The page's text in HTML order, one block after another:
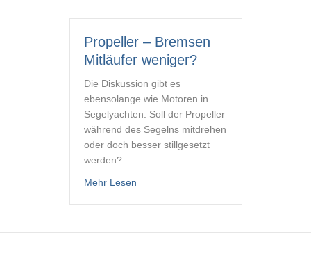
Propeller – Bremsen
Mitläufer weniger?
Die Diskussion gibt es
ebensolange wie Motoren in
Segelyachten: Soll der Propeller
während des Segelns mitdrehen
oder doch besser stillgesetzt
werden?
Mehr Lesenabout Propeller – Bremsen Mitläufer